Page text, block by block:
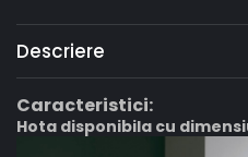
Descriere
Caracteristici:
Hota disponibila cu